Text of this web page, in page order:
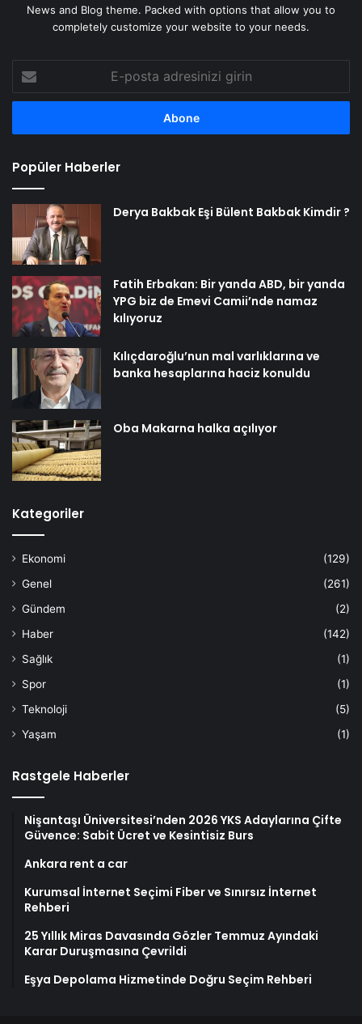
News and Blog theme. Packed with options that allow you to
completely customize your website to your needs.
posta
adresinizi
Popüler Haberler
Derya Bakbak Eşi Bülent Bakbak Kimdir ?
Fatih Erbakan: Bir yanda ABD, bir yanda
YPG biz de Emevi Camii’nde namaz
kılıyoruz
Kılıçdaroğlu’nun mal varlıklarına ve
banka hesaplarına haciz konuldu
Oba Makarna halka açılıyor
Kategoriler
Ekonomi
(129)
Genel
(261)
Gündem
(2)
Haber
(142)
Sağlık
(1)
Spor
(1)
Teknoloji
(5)
Yaşam
(1)
Rastgele Haberler
Nişantaşı Üniversitesi’nden 2026 YKS Adaylarına Çifte
Güvence: Sabit Ücret ve Kesintisiz Burs
Ankara rent a car
Kurumsal İnternet Seçimi Fiber ve Sınırsız İnternet
Rehberi
25 Yıllık Miras Davasında Gözler Temmuz Ayındaki
Karar Duruşmasına Çevrildi
Eşya Depolama Hizmetinde Doğru Seçim Rehberi